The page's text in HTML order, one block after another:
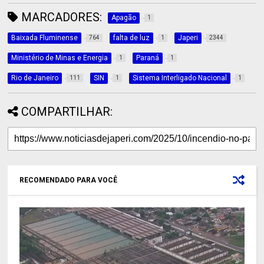
MARCADORES: Apagão 1
Baixada Fluminense 764 falta de luz 1 Japeri 2344
Ministério de Minas e Energia 1 Paraná 1
Rio de Janeiro 111 SIN 1 Sistema Interligado Nacional 1
COMPARTILHAR:
RECOMENDADO PARA VOCÊ